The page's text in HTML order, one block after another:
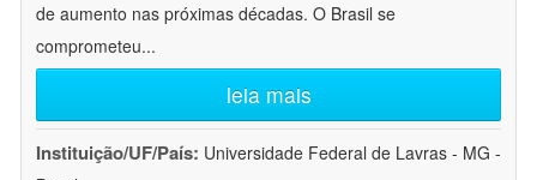
de aumento nas próximas décadas. O Brasil se
comprometeu...
leia mais
Instituição/UF/País: Universidade Federal de Lavras - MG -